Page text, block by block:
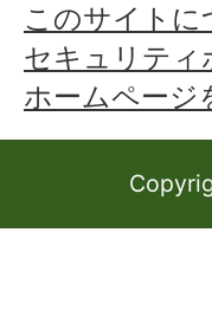
このサイトに
セキュリティ
ホームページ